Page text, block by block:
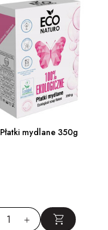
Płatki mydlane 350g